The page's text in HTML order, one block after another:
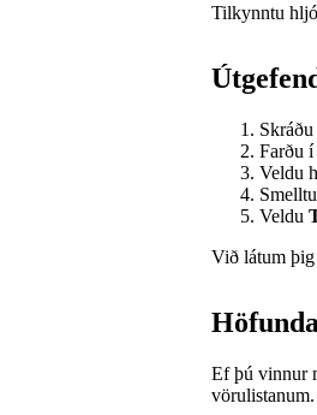
Tilkynntu
Farðu í
Veldu
Veldu
Við látum þig
Ef þú vinnur
vörulistanum.